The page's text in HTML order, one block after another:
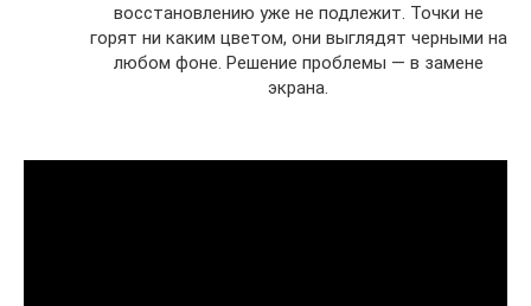
восстановлению уже не подлежит. Точки не
горят ни каким цветом, они выглядят черными на
любом фоне. Решение проблемы — в замене
экрана.